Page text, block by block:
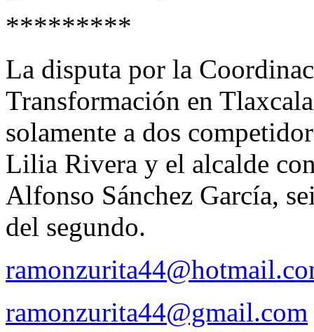
*********
La disputa por la
Transformación en
solamente a dos
Lilia Rivera y el alcalde
Alfonso Sánchez García,
del segundo.
ramonzurita44@gmail.com